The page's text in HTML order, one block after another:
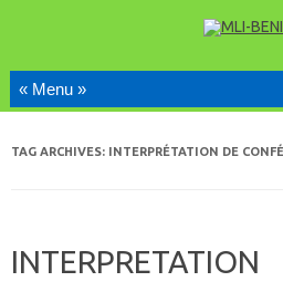
Skip
TAG ARCHIVES: INTERPRÉTATION DE
INTERPRETATION